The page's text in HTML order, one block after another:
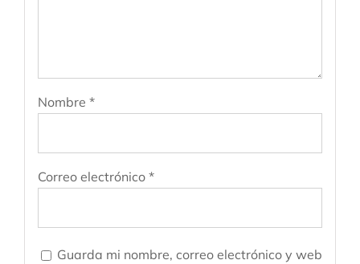
Nombre *
Correo electrónico *
Guarda mi nombre, correo electrónico y web